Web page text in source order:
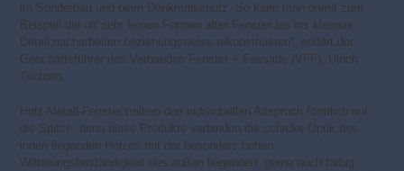
im Sonderbau und beim Denkmalschutz. So kann man damit zum
Beispiel die oft sehr feinen Formen alter Fenster bis ins kleinste
Detail nacharbeiten beziehungsweise rekonstruieren“, erklärt der
Geschäftsführer des Verbandes Fenster + Fassade (VFF), Ulrich
Tschorn.
Holz-Metall-Fenster treiben den individuellen Anspruch förmlich auf
die Spitze, denn diese Produkte verbinden die schicke Optik des
innen liegenden Holzes mit der besonders hohen
Witterungsbeständigkeit des außen liegenden, gerne auch farbig